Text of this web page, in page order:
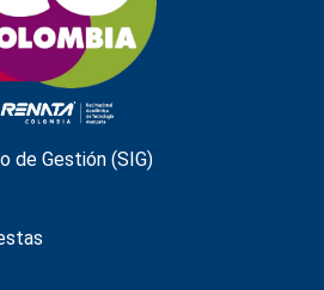
de Gestión (SIG)